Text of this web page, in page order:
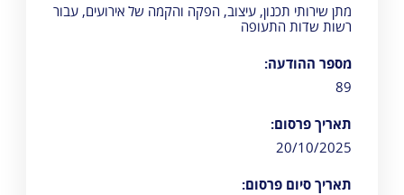
מתן שירותי תכנון, עיצוב, הפקה והקמה של אירועים, עבור
רשות שדות התעופה
מספר ההודעה:
89
תאריך פרסום:
20/10/2025
תאריך סיום פרסום: